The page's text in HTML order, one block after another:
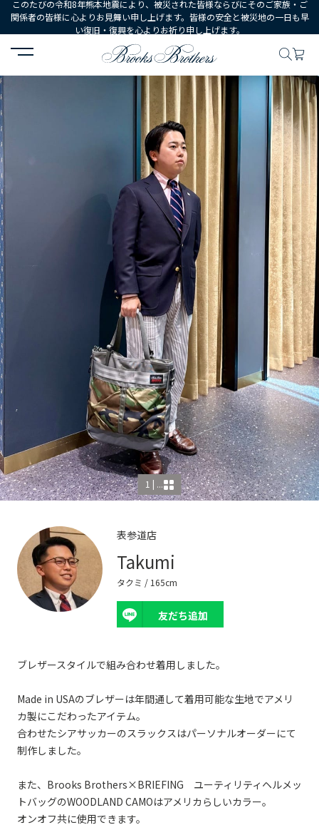
このたびの令和8年熊本地震により、被災された皆様ならびにそのご家族・ご
関係者の皆様に心よりお見舞い申し上げます。皆様の安全と被災地の一日も早
い復旧・復興を心よりお祈り申し上げます。
HOME コーディネート コーディネート詳細
1 | ...
表参道店
Takumi
タクミ / 165cm
友だち追加
ブレザースタイルで組み合わせ着用しました。
Made in USAのブレザーは年間通して着用可能な生地でアメリ
カ製にこだわったアイテム。
合わせたシアサッカーのスラックスはパーソナルオーダーにて
制作しました。
また、Brooks Brothers×BRIEFING ユーティリティヘルメッ
トバッグのWOODLAND CAMOはアメリカらしいカラー。
オンオフ共に使用できます。